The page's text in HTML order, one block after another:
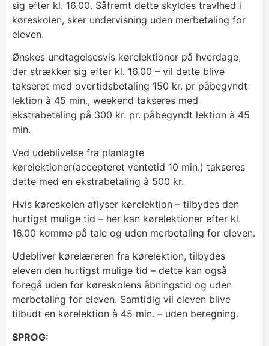
sig efter kl. 16.00. Såfremt dette skyldes travlhed i
køreskolen, sker undervisning uden merbetaling for
eleven.
Ønskes undtagelsesvis kørelektioner på hverdage,
der strækker sig efter kl. 16.00 – vil dette blive
takseret med overtidsbetaling 150 kr. pr påbegyndt
lektion à 45 min., weekend takseres med
ekstrabetaling på 300 kr. pr. påbegyndt lektion à 45
min.
Ved udeblivelse fra planlagte
kørelektioner(accepteret ventetid 10 min.) takseres
dette med en ekstrabetaling à 500 kr.
Hvis køreskolen aflyser kørelektion – tilbydes den
hurtigst mulige tid – her kan kørelektioner efter kl.
16.00 komme på tale og uden merbetaling for eleven.
Udebliver kørelæreren fra kørelektion, tilbydes
eleven den hurtigst mulige tid – dette kan også
foregå uden for køreskolens åbningstid og uden
merbetaling for eleven. Samtidig vil eleven blive
tilbudt en kørelektion à 45 min. – uden beregning.
SPROG: